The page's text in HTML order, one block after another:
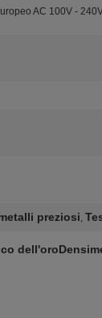
AC 100V -
preziosi,
dell'oro